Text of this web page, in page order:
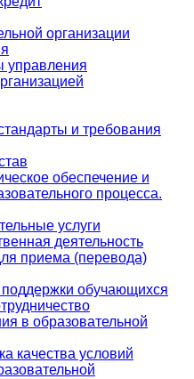
организации
управления
и требования
обеспечение и
процесса.
услуги
деятельность
приема (перевода)
обучающихся
в образовательной
качества условий